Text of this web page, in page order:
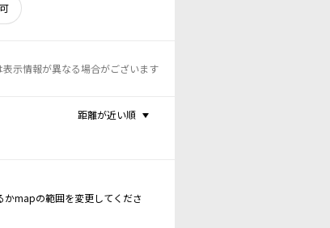
示情報が異なる場合がございます
距離が近い順
mapの範囲を変更してくださ